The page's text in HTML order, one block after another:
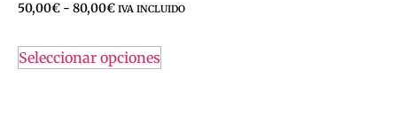
50,00€ - 80,00€ IVA INCLUIDO
Seleccionar opciones